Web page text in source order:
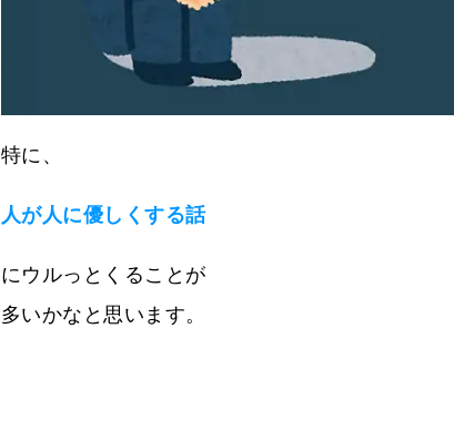
特に、
人が人に優しくする話
にウルっとくることが
多いかなと思います。